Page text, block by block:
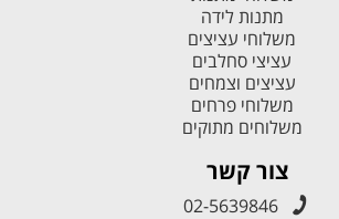
מתנות לידה
משלוחי עציצים
עציצי סחלבים
עציצים וצמחים
משלוחי פרחים
משלוחים מתוקים
צור קשר
02-5639846